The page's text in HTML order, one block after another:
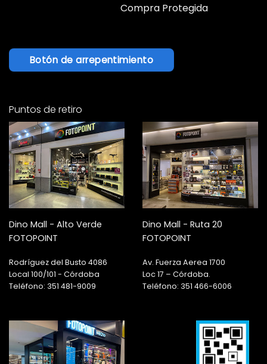
Compra Protegida
Botón de arrepentimiento
Puntos de retiro
Dino Mall - Alto Verde
FOTOPOINT
Rodríguez del Busto 4086
Local 100/101 - Córdoba
Teléfono: 351 481-9009
Dino Mall - Ruta 20
FOTOPOINT
Av. Fuerza Aerea 1700
Loc 17 – Córdoba.
Teléfono: 351 466-6006